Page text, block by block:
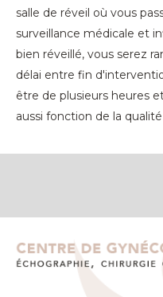
salle de réveil où vous
surveillance médicale et
bien réveillé, vous serez
délai entre fin
être de plusieurs heures
aussi fonction de la